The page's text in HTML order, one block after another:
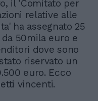
il ’Comitato per
relative alle
ha assegnato 25
50mila euro e
dove sono
riservato un
euro. Ecco
vincenti.